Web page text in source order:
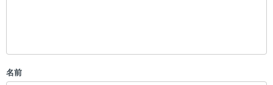
・一度削除された投稿を再び投稿すること
名前